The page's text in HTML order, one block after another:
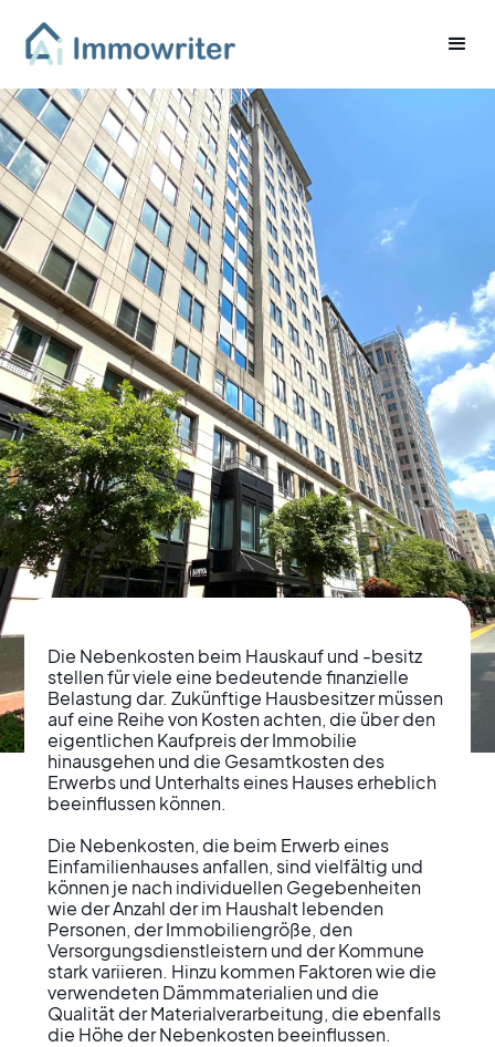
Nebenkosten beim
Hauskauf und
Unterhalt: Worauf Sie
achten sollten
Die Nebenkosten beim Hauskauf und -besitz
stellen für viele eine bedeutende finanzielle
Belastung dar. Zukünftige Hausbesitzer müssen
auf eine Reihe von Kosten achten, die über den
eigentlichen Kaufpreis der Immobilie
hinausgehen und die Gesamtkosten des
Erwerbs und Unterhalts eines Hauses erheblich
beeinflussen können.
Die Nebenkosten, die beim Erwerb eines
Einfamilienhauses anfallen, sind vielfältig und
können je nach individuellen Gegebenheiten
wie der Anzahl der im Haushalt lebenden
Personen, der Immobiliengröße, den
Versorgungsdienstleistern und der Kommune
stark variieren. Hinzu kommen Faktoren wie die
verwendeten Dämmmaterialien und die
Qualität der Materialverarbeitung, die ebenfalls
die Höhe der Nebenkosten beeinflussen.